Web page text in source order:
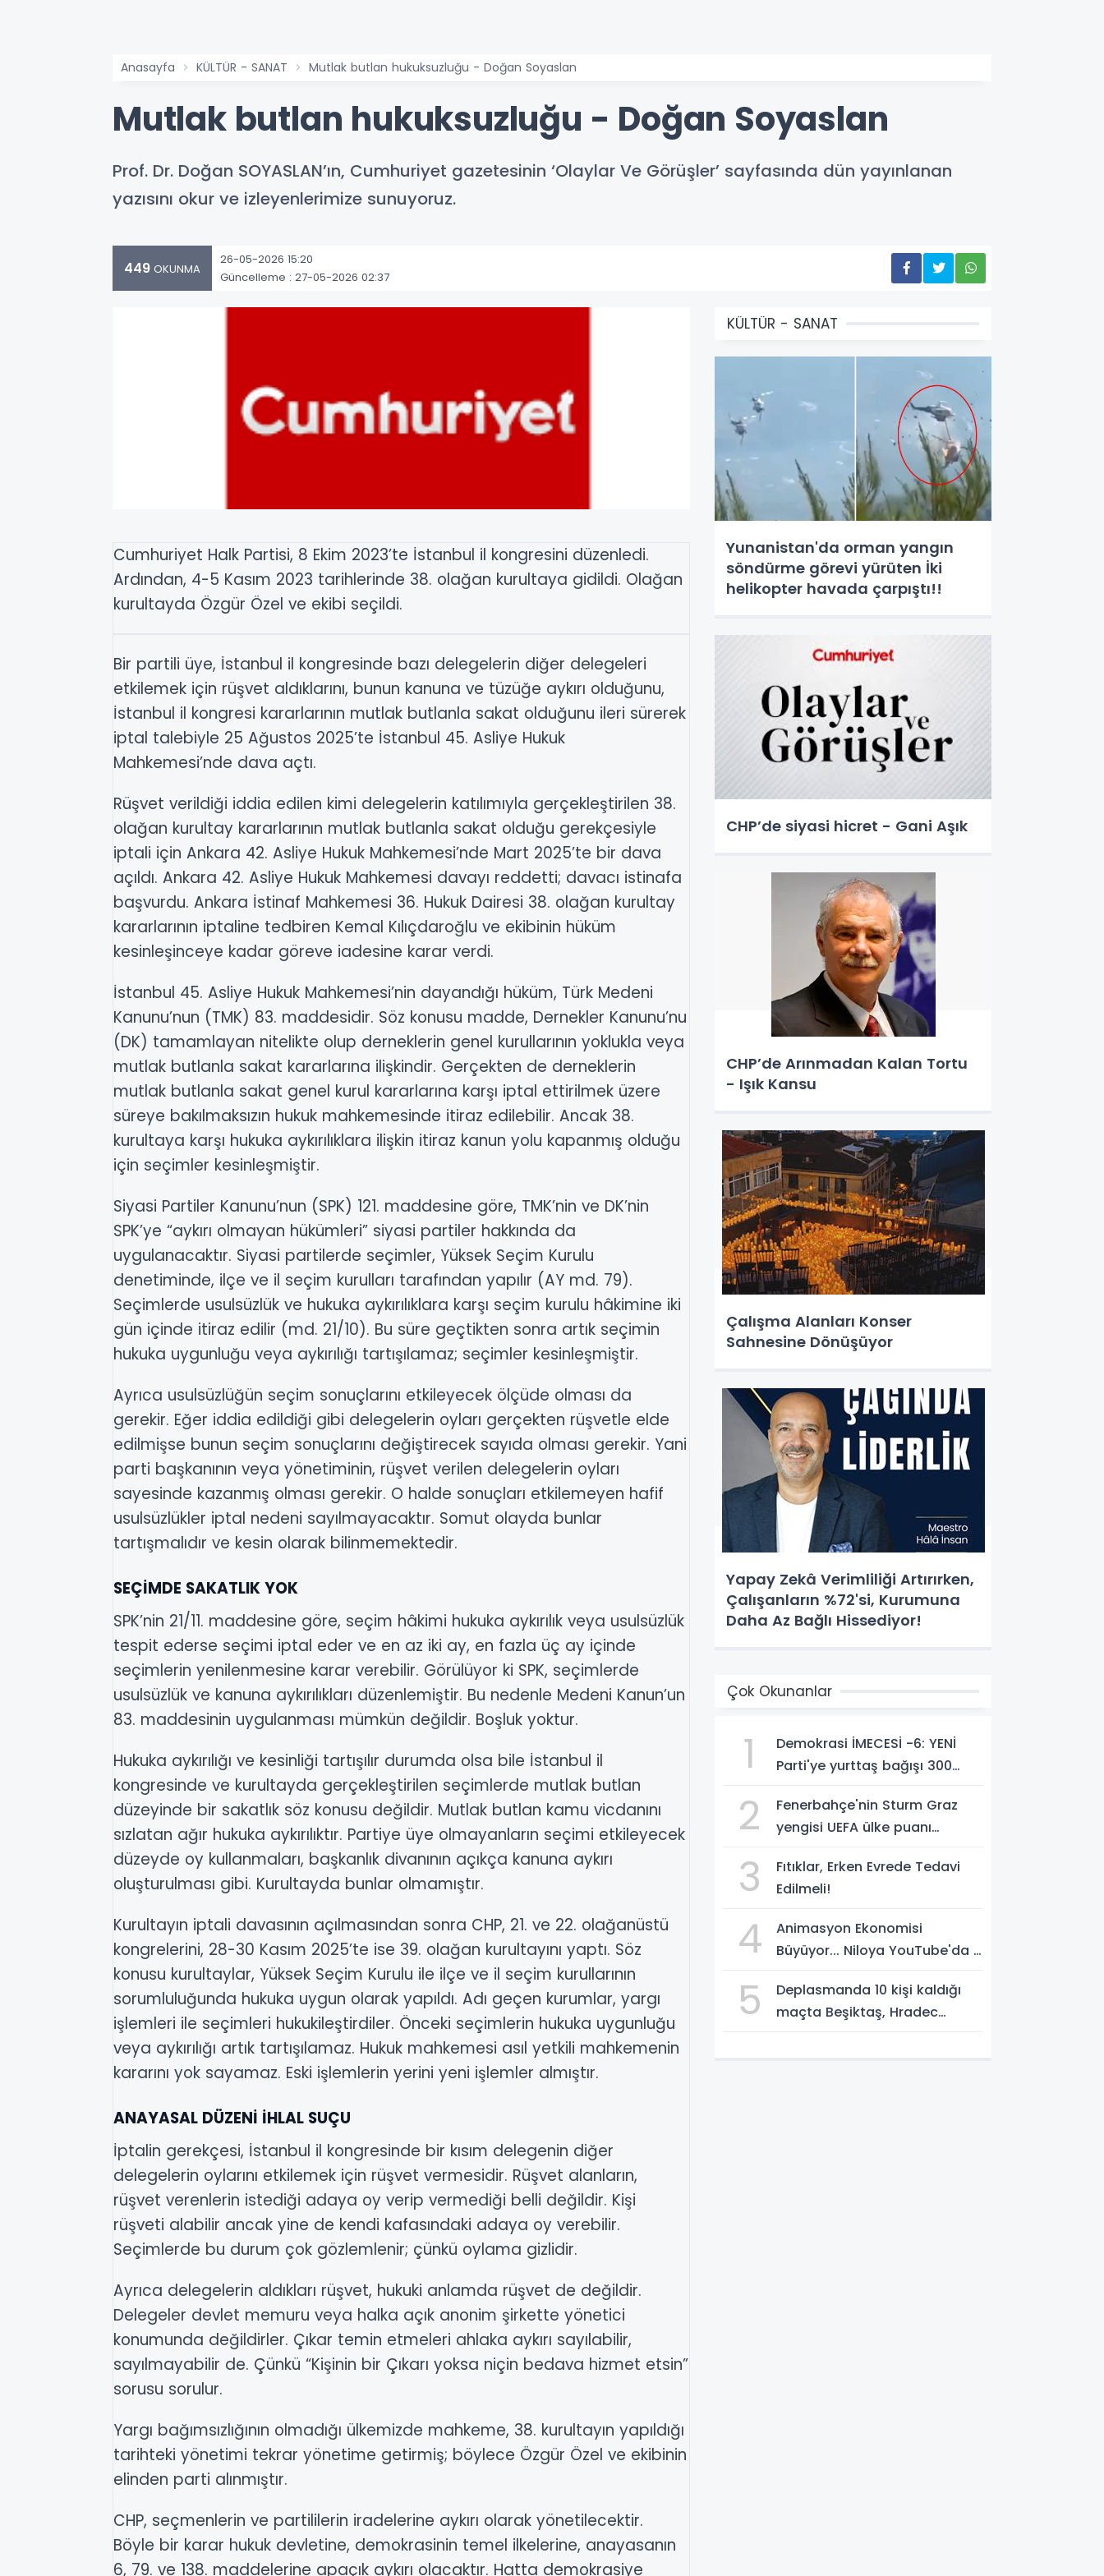
Anasayfa KÜLTÜR - SANAT Mutlak butlan hukuksuzluğu - Doğan Soyaslan
Mutlak butlan hukuksuzluğu - Doğan Soyaslan
Prof. Dr. Doğan SOYASLAN’ın, Cumhuriyet gazetesinin ‘Olaylar Ve Görüşler’ sayfasında dün yayınlanan
yazısını okur ve izleyenlerimize sunuyoruz.
449 OKUNMA
26-05-2026 15:20
Güncelleme : 27-05-2026 02:37
Cumhuriyet Halk Partisi, 8 Ekim 2023’te İstanbul il kongresini düzenledi.
Ardından, 4-5 Kasım 2023 tarihlerinde 38. olağan kurultaya gidildi. Olağan
kurultayda Özgür Özel ve ekibi seçildi.
Bir partili üye, İstanbul il kongresinde bazı delegelerin diğer delegeleri
etkilemek için rüşvet aldıklarını, bunun kanuna ve tüzüğe aykırı olduğunu,
İstanbul il kongresi kararlarının mutlak butlanla sakat olduğunu ileri sürerek
iptal talebiyle 25 Ağustos 2025’te İstanbul 45. Asliye Hukuk
Mahkemesi’nde dava açtı.
Rüşvet verildiği iddia edilen kimi delegelerin katılımıyla gerçekleştirilen 38.
olağan kurultay kararlarının mutlak butlanla sakat olduğu gerekçesiyle
iptali için Ankara 42. Asliye Hukuk Mahkemesi’nde Mart 2025’te bir dava
açıldı. Ankara 42. Asliye Hukuk Mahkemesi davayı reddetti; davacı istinafa
başvurdu. Ankara İstinaf Mahkemesi 36. Hukuk Dairesi 38. olağan kurultay
kararlarının iptaline tedbiren Kemal Kılıçdaroğlu ve ekibinin hüküm
kesinleşinceye kadar göreve iadesine karar verdi.
İstanbul 45. Asliye Hukuk Mahkemesi’nin dayandığı hüküm, Türk Medeni
Kanunu’nun (TMK) 83. maddesidir. Söz konusu madde, Dernekler Kanunu’nu
(DK) tamamlayan nitelikte olup derneklerin genel kurullarının yoklukla veya
mutlak butlanla sakat kararlarına ilişkindir. Gerçekten de derneklerin
mutlak butlanla sakat genel kurul kararlarına karşı iptal ettirilmek üzere
süreye bakılmaksızın hukuk mahkemesinde itiraz edilebilir. Ancak 38.
kurultaya karşı hukuka aykırılıklara ilişkin itiraz kanun yolu kapanmış olduğu
için seçimler kesinleşmiştir.
Siyasi Partiler Kanunu’nun (SPK) 121. maddesine göre, TMK’nin ve DK’nin
SPK’ye “aykırı olmayan hükümleri” siyasi partiler hakkında da
uygulanacaktır. Siyasi partilerde seçimler, Yüksek Seçim Kurulu
denetiminde, ilçe ve il seçim kurulları tarafından yapılır (AY md. 79).
Seçimlerde usulsüzlük ve hukuka aykırılıklara karşı seçim kurulu hâkimine iki
gün içinde itiraz edilir (md. 21/10). Bu süre geçtikten sonra artık seçimin
hukuka uygunluğu veya aykırılığı tartışılamaz; seçimler kesinleşmiştir.
Ayrıca usulsüzlüğün seçim sonuçlarını etkileyecek ölçüde olması da
gerekir. Eğer iddia edildiği gibi delegelerin oyları gerçekten rüşvetle elde
edilmişse bunun seçim sonuçlarını değiştirecek sayıda olması gerekir. Yani
parti başkanının veya yönetiminin, rüşvet verilen delegelerin oyları
sayesinde kazanmış olması gerekir. O halde sonuçları etkilemeyen hafif
usulsüzlükler iptal nedeni sayılmayacaktır. Somut olayda bunlar
tartışmalıdır ve kesin olarak bilinmemektedir.
SEÇİMDE SAKATLIK YOK
SPK’nin 21/11. maddesine göre, seçim hâkimi hukuka aykırılık veya usulsüzlük
tespit ederse seçimi iptal eder ve en az iki ay, en fazla üç ay içinde
seçimlerin yenilenmesine karar verebilir. Görülüyor ki SPK, seçimlerde
usulsüzlük ve kanuna aykırılıkları düzenlemiştir. Bu nedenle Medeni Kanun’un
83. maddesinin uygulanması mümkün değildir. Boşluk yoktur.
Hukuka aykırılığı ve kesinliği tartışılır durumda olsa bile İstanbul il
kongresinde ve kurultayda gerçekleştirilen seçimlerde mutlak butlan
düzeyinde bir sakatlık söz konusu değildir. Mutlak butlan kamu vicdanını
sızlatan ağır hukuka aykırılıktır. Partiye üye olmayanların seçimi etkileyecek
düzeyde oy kullanmaları, başkanlık divanının açıkça kanuna aykırı
oluşturulması gibi. Kurultayda bunlar olmamıştır.
Kurultayın iptali davasının açılmasından sonra CHP, 21. ve 22. olağanüstü
kongrelerini, 28-30 Kasım 2025’te ise 39. olağan kurultayını yaptı. Söz
konusu kurultaylar, Yüksek Seçim Kurulu ile ilçe ve il seçim kurullarının
sorumluluğunda hukuka uygun olarak yapıldı. Adı geçen kurumlar, yargı
işlemleri ile seçimleri hukukileştirdiler. Önceki seçimlerin hukuka uygunluğu
veya aykırılığı artık tartışılamaz. Hukuk mahkemesi asıl yetkili mahkemenin
kararını yok sayamaz. Eski işlemlerin yerini yeni işlemler almıştır.
ANAYASAL DÜZENİ İHLAL SUÇU
İptalin gerekçesi, İstanbul il kongresinde bir kısım delegenin diğer
delegelerin oylarını etkilemek için rüşvet vermesidir. Rüşvet alanların,
rüşvet verenlerin istediği adaya oy verip vermediği belli değildir. Kişi
rüşveti alabilir ancak yine de kendi kafasındaki adaya oy verebilir.
Seçimlerde bu durum çok gözlemlenir; çünkü oylama gizlidir.
Ayrıca delegelerin aldıkları rüşvet, hukuki anlamda rüşvet de değildir.
Delegeler devlet memuru veya halka açık anonim şirkette yönetici
konumunda değildirler. Çıkar temin etmeleri ahlaka aykırı sayılabilir,
sayılmayabilir de. Çünkü “Kişinin bir Çıkarı yoksa niçin bedava hizmet etsin”
sorusu sorulur.
Yargı bağımsızlığının olmadığı ülkemizde mahkeme, 38. kurultayın yapıldığı
tarihteki yönetimi tekrar yönetime getirmiş; böylece Özgür Özel ve ekibinin
elinden parti alınmıştır.
CHP, seçmenlerin ve partililerin iradelerine aykırı olarak yönetilecektir.
Böyle bir karar hukuk devletine, demokrasinin temel ilkelerine, anayasanın
6, 79. ve 138. maddelerine apaçık aykırı olacaktır. Hatta demokrasiye
KÜLTÜR - SANAT
Yunanistan'da orman yangın
söndürme görevi yürüten İki
helikopter havada çarpıştı!!
CHP’de siyasi hicret - Gani Aşık
CHP’de Arınmadan Kalan Tortu
- Işık Kansu
Çalışma Alanları Konser
Sahnesine Dönüşüyor
Yapay Zekâ Verimliliği Artırırken,
Çalışanların %72'si, Kurumuna
Daha Az Bağlı Hissediyor!
Çok Okunanlar
1
Demokrasi İMECESİ -6: YENİ
Parti'ye yurttaş bağışı 300
2
Fenerbahçe'nin Sturm Graz
yengisi UEFA ülke puanı
3
Fıtıklar, Erken Evrede Tedavi
Edilmeli!
4
Animasyon Ekonomisi
Büyüyor... Niloya YouTube'da 7
5
Deplasmanda 10 kişi kaldığı
maçta Beşiktaş, Hradec